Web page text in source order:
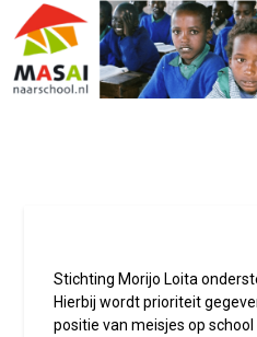
Stichting Morijo Loita
Hierbij wordt prioriteit
positie van meisjes op